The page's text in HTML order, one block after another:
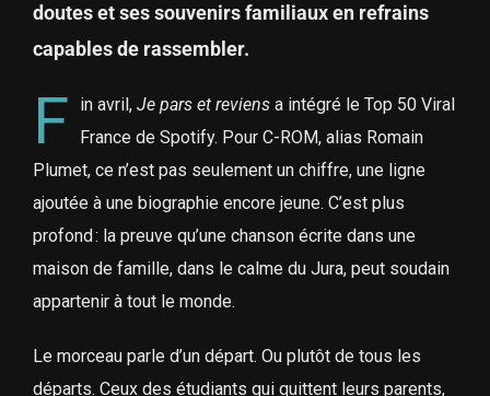
doutes et ses souvenirs familiaux en refrains
capables de rassembler.
F in avril, Je pars et reviensa intégré le Top 50 Viral
France de Spotify. Pour C-ROM, alias Romain
Plumet, ce n’est pas seulement un chiffre, une ligne
ajoutée à une biographie encore jeune. C’est plus
profond : la preuve qu’une chanson écrite dans une
maison de famille, dans le calme du Jura, peut soudain
appartenir à tout le monde.
Le morceau parle d’un départ. Ou plutôt de tous les
départs. Ceux des étudiants qui quittent leurs parents,